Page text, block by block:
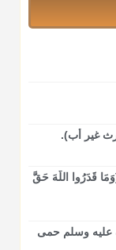
{وَمَا قَدَرُوا اللَّهَ حَقَّ
عليه وسلم حمى